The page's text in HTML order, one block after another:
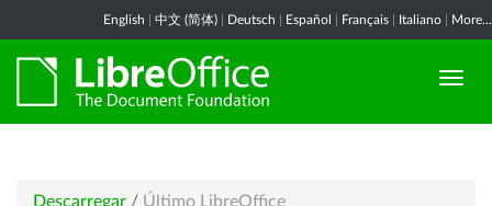
English 中文 (简体) Deutsch Español Français Italiano More...
Descarregar / Último LibreOffice